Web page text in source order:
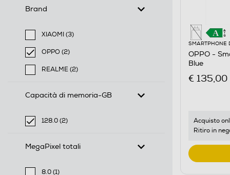
Brand
XIAOMI (3)
Filtra per Brand: XIAOMI
OPPO (2)
selected Filtro applicato per Brand: OPPO
REALME (2)
Capacità di memoria-GB
128.0 (2)
selected Filtro applicato per Capacità di memoria-
MegaPixel totali
8.0 (1)
SMARTPHONE
OPPO -
Blue
€ 135,00
Acquisto
Ritiro in